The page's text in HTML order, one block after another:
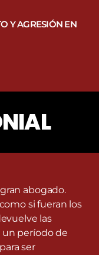
Y AGRESIÓN EN
abogado.
si fueran los
las
un período de
ser